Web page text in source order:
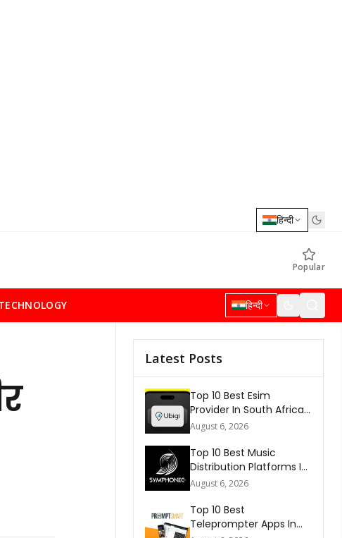
हिन्दी
Popular
हिन्दी
Latest Posts
Top 10 Best Esim
Provider In South Africa
2026
August 6, 2026
Top 10 Best Music
Distribution Platforms In
The World 2026
August 6, 2026
Top 10 Best
Teleprompter Apps In